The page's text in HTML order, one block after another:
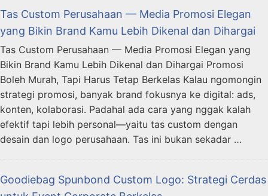
Tas Custom Perusahaan — Media Promosi Elegan
yang Bikin Brand Kamu Lebih Dikenal dan Dihargai
Tas Custom Perusahaan — Media Promosi Elegan yang
Bikin Brand Kamu Lebih Dikenal dan Dihargai Promosi
Boleh Murah, Tapi Harus Tetap Berkelas Kalau ngomongin
strategi promosi, banyak brand fokusnya ke digital: ads,
konten, kolaborasi. Padahal ada cara yang nggak kalah
efektif tapi lebih personal—yaitu tas custom dengan
desain dan logo perusahaan. Tas ini bukan sekadar …
Goodiebag Spunbond Custom Logo: Strategi Cerdas